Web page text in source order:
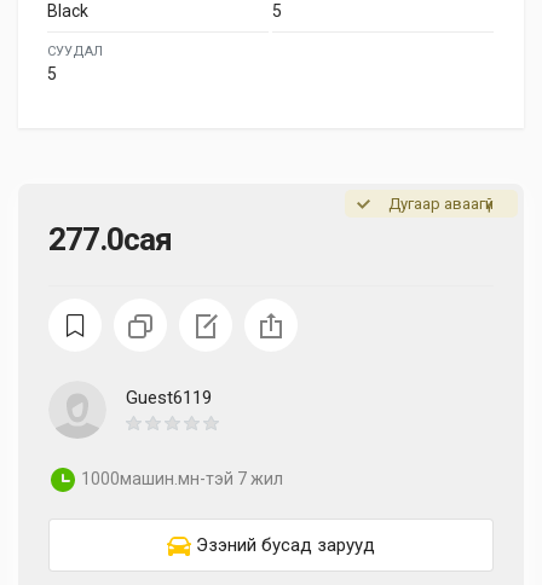
277.0сая
Дугаар аваагүй
Guest6119
1000машин.мн-тэй 7 жил
Эзэний бусад зарууд
Black 5
СУУДАЛ
5